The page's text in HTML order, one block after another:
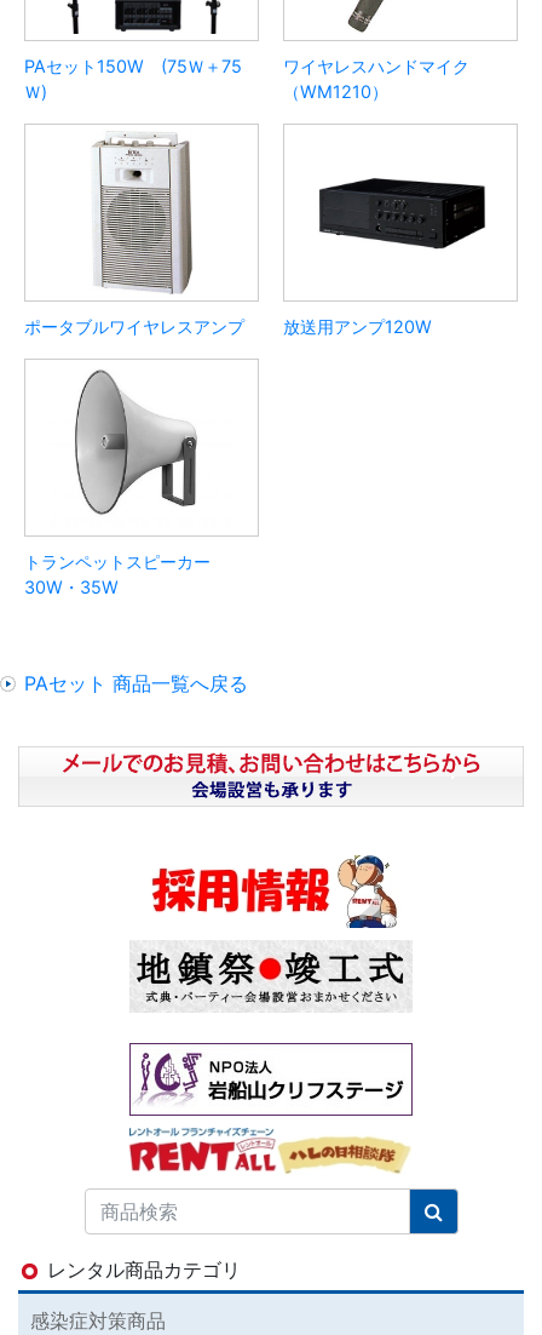
PAセット150W (75Ｗ＋75
Ｗ)
ワイヤレスハンドマイク
（WM1210）
ポータブルワイヤレスアンプ 放送用アンプ120W
トランペットスピーカー
30W・35W
PAセット 商品一覧へ戻る
レンタル商品カテゴリ
感染症対策商品